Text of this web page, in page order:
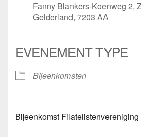
Fanny Blankers-Koenweg 2,
Gelderland, 7203 AA
EVENEMENT TYPE
Bijeenkomsten
Bijeenkomst